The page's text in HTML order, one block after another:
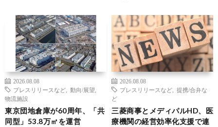
2026.08.08
プレスリリースなど
動向/展望
物流施設
東京団地倉庫が60周年、「共
同型」53.8万㎡を運営
2026.08.08
プレスリリースなど
提携/合弁な
ど
三菱商事とメディパルHD、医
療機関の経営効率化支援で連